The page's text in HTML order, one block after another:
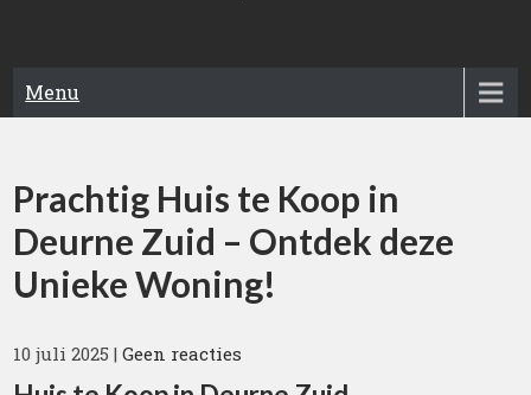
Menu
Prachtig Huis te Koop in
Deurne Zuid – Ontdek deze
Unieke Woning!
10 juli 2025 |Geen reacties